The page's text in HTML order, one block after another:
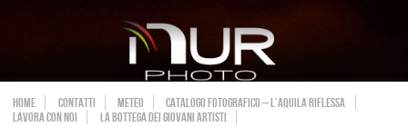
HOME CONTATTI METEO
CATALOGO FOTOGRAFICO – L’AQUILA RIFLESSA
LAVORA CON NOI
LA BOTTEGA DEI GIOVANI ARTISTI